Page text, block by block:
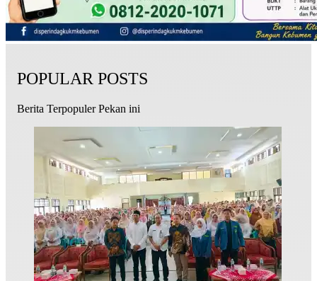
POPULAR POSTS
Berita Terpopuler Pekan ini